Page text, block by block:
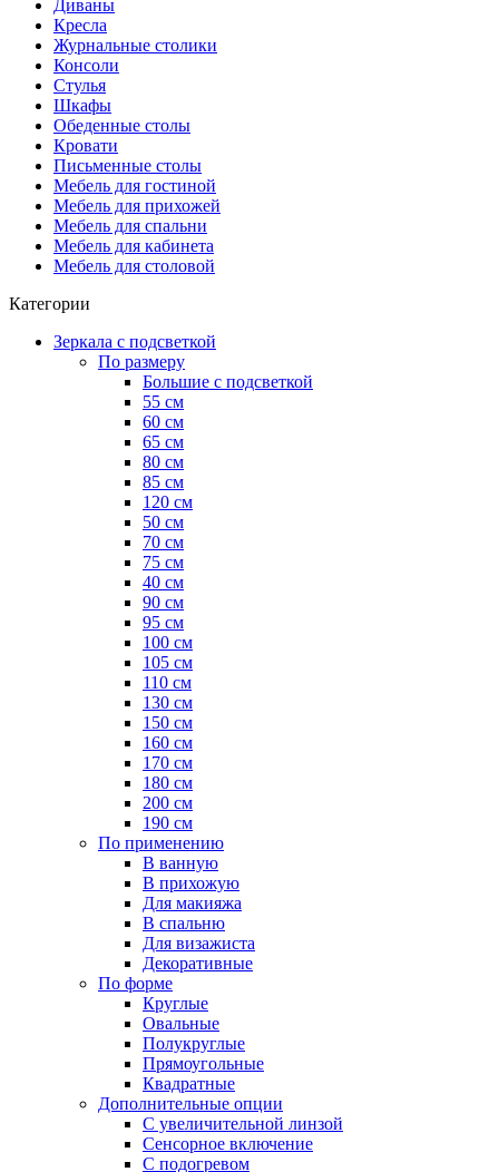
Диваны
Кресла
Журнальные столики
Консоли
Стулья
Шкафы
Обеденные столы
Кровати
Письменные столы
Мебель для гостиной
Мебель для прихожей
Мебель для спальни
Мебель для кабинета
Мебель для столовой
Категории
Зеркала с подсветкой
По размеру
Большие с подсветкой
55 см
60 см
65 см
80 см
85 см
120 см
50 см
70 см
75 см
40 см
90 см
95 см
100 см
105 см
110 см
130 см
150 см
160 см
170 см
180 см
200 см
190 см
По применению
В ванную
В прихожую
Для макияжа
В спальню
Для визажиста
Декоративные
По форме
Круглые
Овальные
Полукруглые
Прямоугольные
Квадратные
Дополнительные опции
C увеличительной линзой
Сенсорное включение
С подогревом